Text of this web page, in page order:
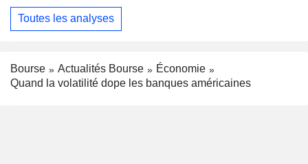
Toutes les analyses
Bourse Actualités Bourse
Économie
Quand la volatilité dope les banques américaines